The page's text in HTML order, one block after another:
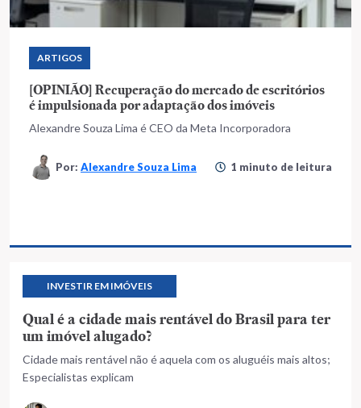
ARTIGOS
[OPINIÃO] Recuperação do mercado de escritórios
é impulsionada por adaptação dos imóveis
Alexandre Souza Lima é CEO da Meta Incorporadora
Por: Alexandre Souza Lima 1 minuto de leitura
INVESTIR EM IMÓVEIS
Qual é a cidade mais rentável do Brasil para ter
um imóvel alugado?
Cidade mais rentável não é aquela com os aluguéis mais altos;
Especialistas explicam